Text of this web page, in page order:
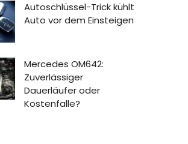
Autoschlüssel-Trick kühlt
Auto vor dem Einsteigen
Mercedes OM642:
Zuverlässiger
Dauerläufer oder
Kostenfalle?